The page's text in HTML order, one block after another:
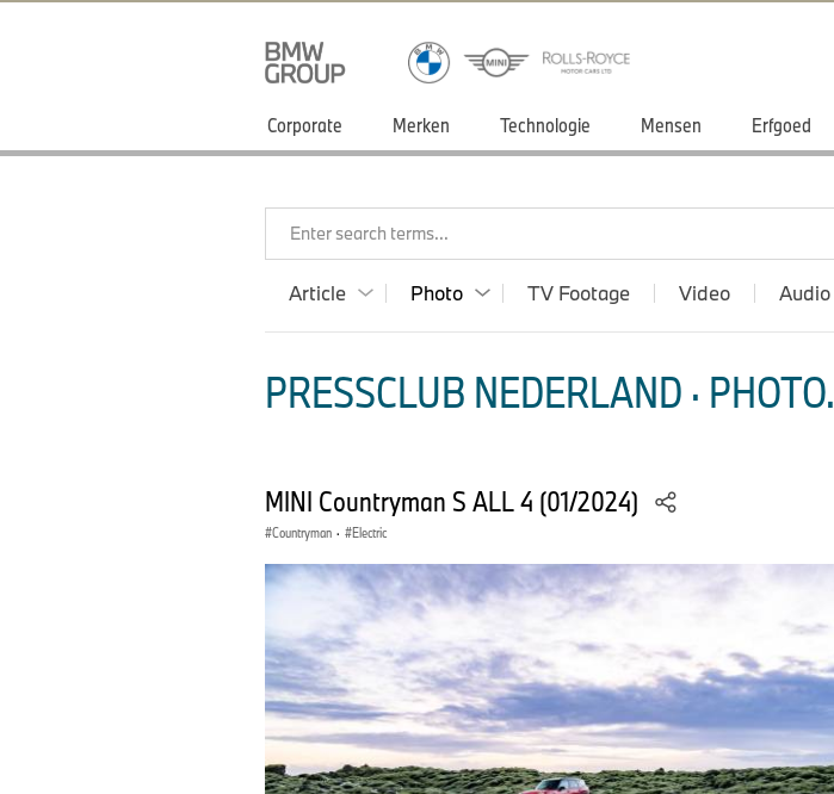
Corporate Merken Technologie Mensen Erfgoed
Enter search terms...
Article Photo TV Footage Video Audio
PRESSCLUB NEDERLAND · PHOTO.
MINI Countryman S ALL 4 (01/2024)
Countryman · Electric